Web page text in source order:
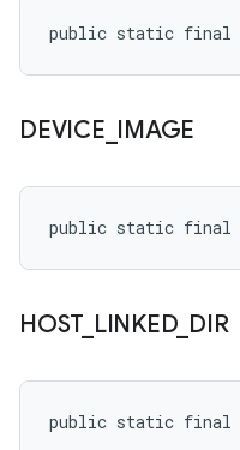
public static final
DEVICE IMAGE
public static final
HOST_ LINKED_ DIR
public static final